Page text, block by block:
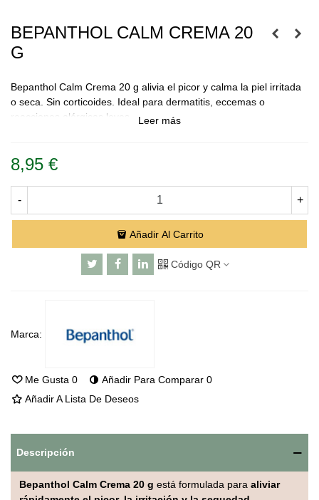
BEPANTHOL CALM CREMA 20
G
Bepanthol Calm Crema 20 g alivia el picor y calma la piel irritada
o seca. Sin corticoides. Ideal para dermatitis, eccemas o
reacciones alérgicas leves.
Leer más
8,95 €
- +
Añadir Al Carrito
Código QR
Marca:
Me Gusta 0 Añadir Para Comparar 0
Añadir A Lista De Deseos
Descripción
Bepanthol Calm Crema 20 g está formulada para aliviar